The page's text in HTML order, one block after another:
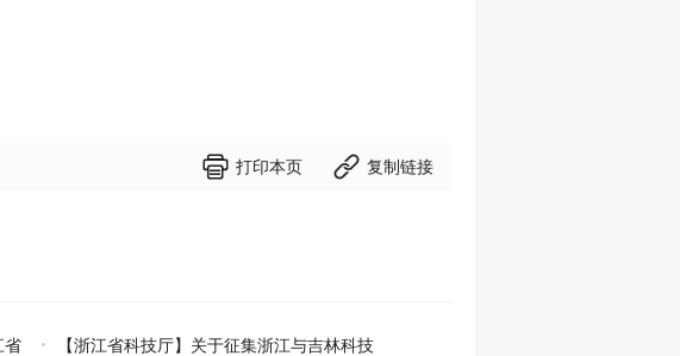
 打印本页  复制链接
省
【浙江省科技厅】关于征集浙江与吉林科技